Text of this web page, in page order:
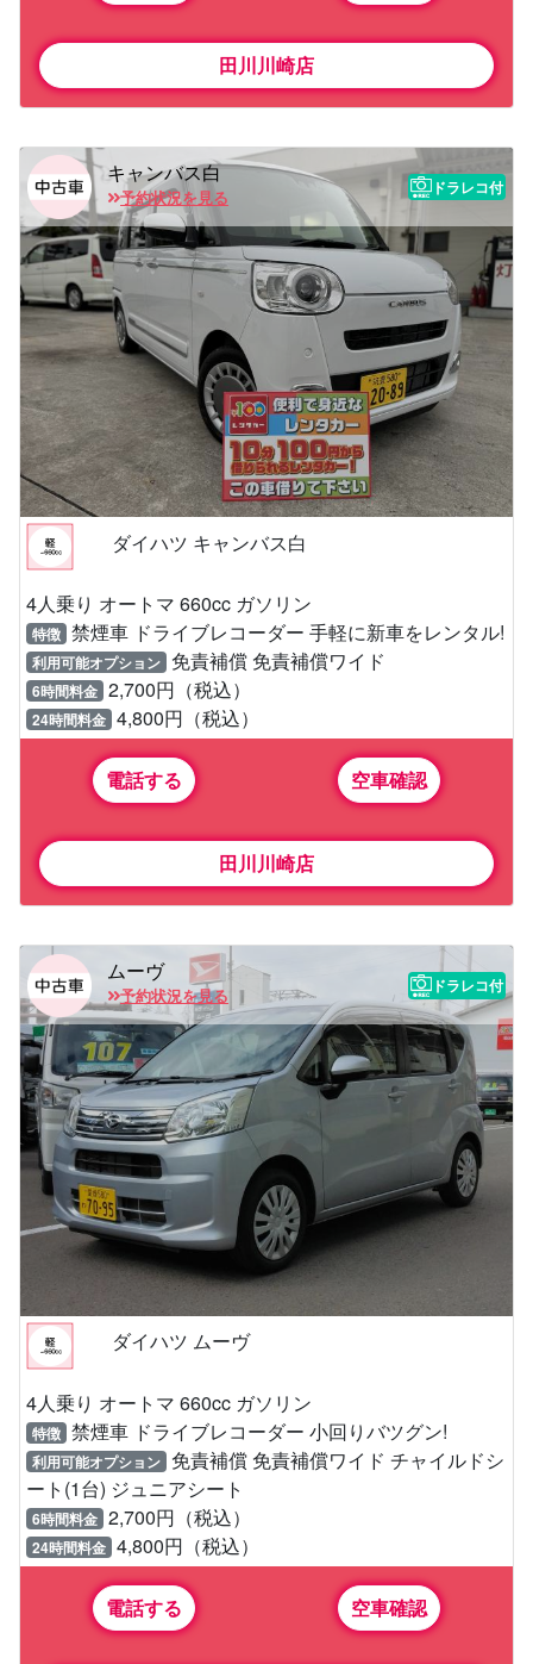
田川川崎店
キャンバス白
予約状況を見る
ドラレコ付
ダイハツ キャンバス白
4人乗り オートマ 660cc ガソリン
特徴 禁煙車 ドライブレコーダー 手軽に新車をレンタル!
利用可能オプション 免責補償 免責補償ワイド
6時間料金 2,700円（税込）
24時間料金 4,800円（税込）
電話する 空車確認
田川川崎店
ムーヴ
予約状況を見る
ドラレコ付
ダイハツ ムーヴ
4人乗り オートマ 660cc ガソリン
特徴 禁煙車 ドライブレコーダー 小回りバツグン!
利用可能オプション 免責補償 免責補償ワイド チャイルドシ
ート(1台) ジュニアシート
6時間料金 2,700円（税込）
24時間料金 4,800円（税込）
電話する 空車確認